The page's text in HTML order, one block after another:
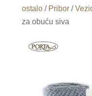
ostalo/ Pribor/
za obuću siva